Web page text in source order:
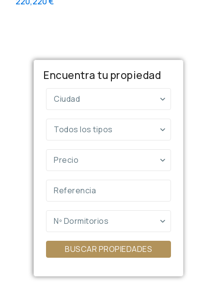
Encuentra tu propiedad
Ciudad
Todos los tipos
Precio
Nº Dormitorios
BUSCAR PROPIEDADES